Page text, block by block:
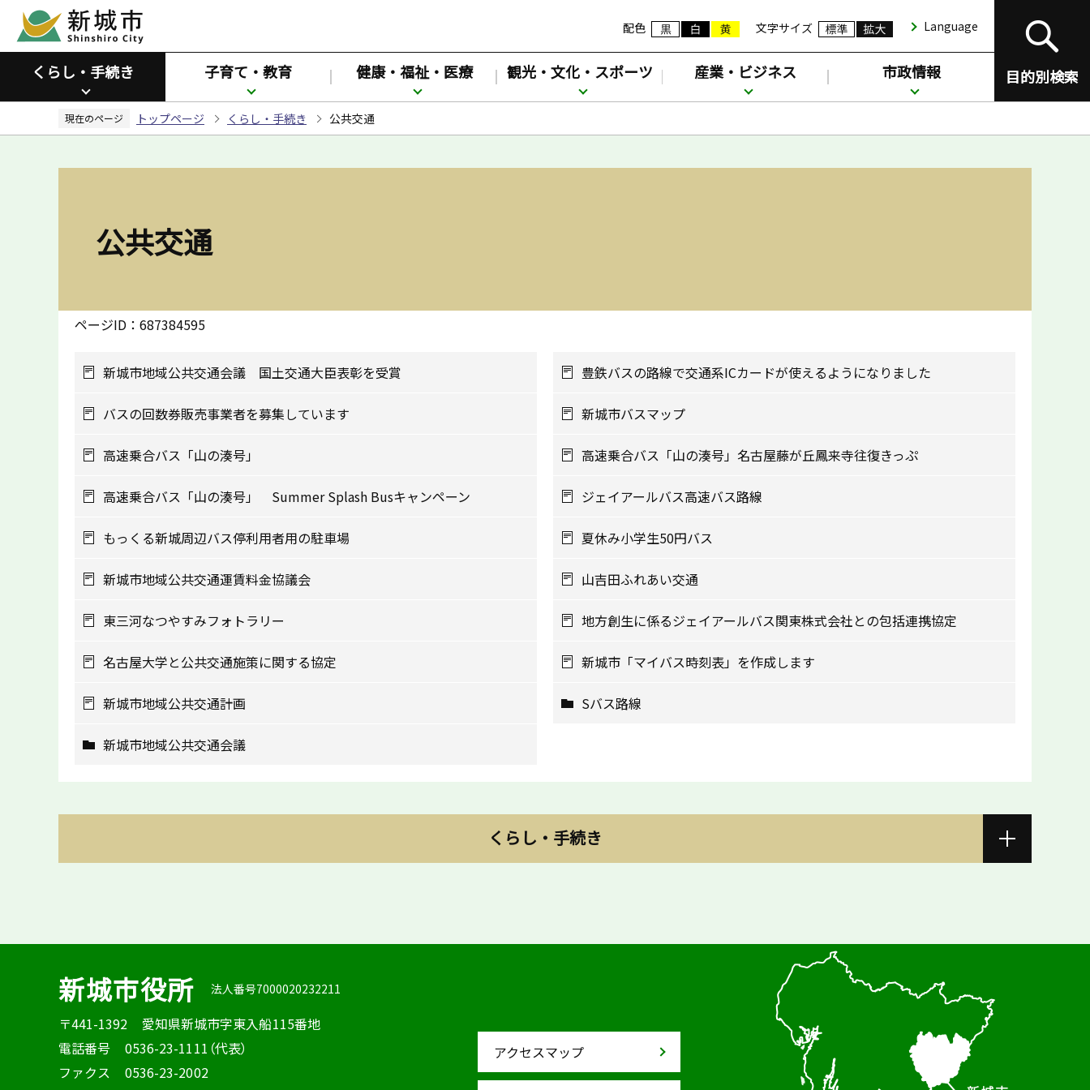
ペ
ジ
先
配色 文字サイズ Language
目的別検索
くらし・手続き 子育て・教育 健康・福祉・医療 観光・文化・スポーツ 産業・ビジネス 市政情報
現在のページ トップページ くらし・手続き 公共交通
公共交通
ページID：687384595
新城市地域公共交通会議 国土交通大臣表彰を受賞 豊鉄バスの路線で交通系ICカードが使えるようになりました
バスの回数券販売事業者を募集しています 新城市バスマップ
高速乗合バス「山の湊号」 高速乗合バス「山の湊号」名古屋藤が丘鳳来寺往復きっぷ
高速乗合バス「山の湊号」 Summer Splash Busキャンペーン ジェイアールバス高速バス路線
もっくる新城周辺バス停利用者用の駐車場 夏休み小学生50円バス
新城市地域公共交通運賃料金協議会 山吉田ふれあい交通
東三河なつやすみフォトラリー 地方創生に係るジェイアールバス関東株式会社との包括連携協定
名古屋大学と公共交通施策に関する協定 新城市「マイバス時刻表」を作成します
新城市地域公共交通計画 Sバス路線
新城市地域公共交通会議
くらし・手続き
新城市役所 法人番号7000020232211
〒441-1392
愛知県新城市字東入船115番地
電話番号
0536-23-1111（代表）
ファクス
0536-23-2002
アクセスマップ